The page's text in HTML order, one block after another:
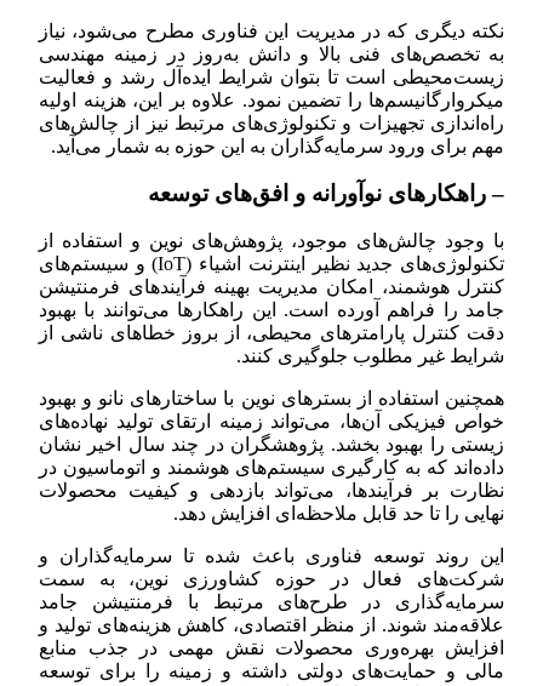
نکته دیگری که در مدیریت این فناوری مطرح می‌شود، نیاز
به تخصص‌های فنی بالا و دانش به‌روز در زمینه مهندسی
زیست‌محیطی است تا بتوان شرایط ایده‌آل رشد و فعالیت
میکروارگانیسم‌ها را تضمین نمود. علاوه بر این، هزینه اولیه
راه‌اندازی تجهیزات و تکنولوژی‌های مرتبط نیز از چالش‌های
مهم برای ورود سرمایه‌گذاران به این حوزه به شمار می‌آید.
– راهکارهای نوآورانه و افق‌های توسعه
با وجود چالش‌های موجود، پژوهش‌های نوین و استفاده از
تکنولوژی‌های جدید نظیر اینترنت اشیاء (IoT) و سیستم‌های
کنترل هوشمند، امکان مدیریت بهینه فرآیندهای فرمنتیشن
جامد را فراهم آورده است. این راهکارها می‌توانند با بهبود
دقت کنترل پارامترهای محیطی، از بروز خطاهای ناشی از
شرایط غیر مطلوب جلوگیری کنند.
همچنین استفاده از بسترهای نوین با ساختارهای نانو و بهبود
خواص فیزیکی آن‌ها، می‌تواند زمینه ارتقای تولید نهاده‌های
زیستی را بهبود بخشد. پژوهشگران در چند سال اخیر نشان
داده‌اند که به کارگیری سیستم‌های هوشمند و اتوماسیون در
نظارت بر فرآیندها، می‌تواند بازدهی و کیفیت محصولات
نهایی را تا حد قابل ملاحظه‌ای افزایش دهد.
این روند توسعه فناوری باعث شده تا سرمایه‌گذاران و
شرکت‌های فعال در حوزه کشاورزی نوین، به سمت
سرمایه‌گذاری در طرح‌های مرتبط با فرمنتیشن جامد
علاقه‌مند شوند. از منظر اقتصادی، کاهش هزینه‌های تولید و
افزایش بهره‌وری محصولات نقش مهمی در جذب منابع
مالی و حمایت‌های دولتی داشته و زمینه را برای توسعه